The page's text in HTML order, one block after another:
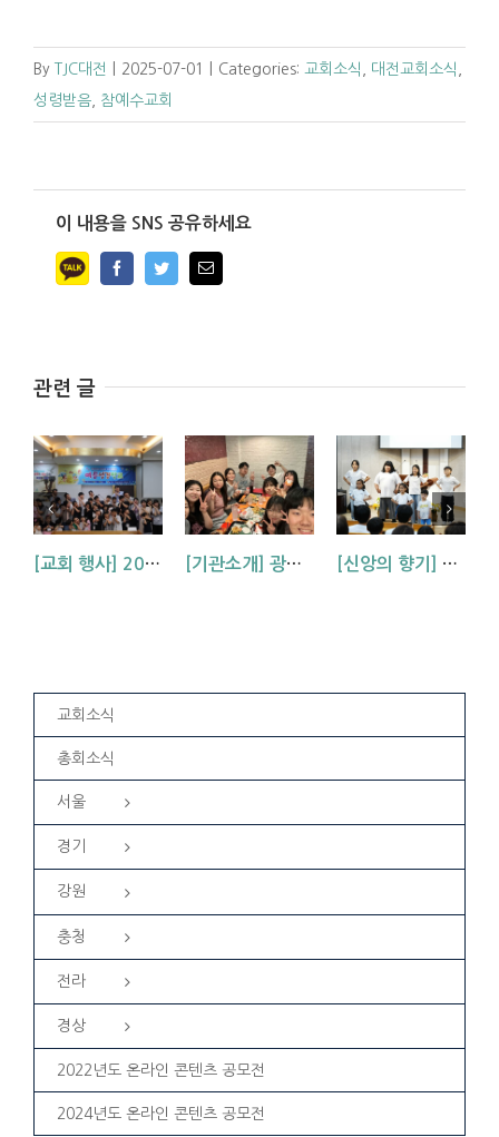
By TJC대전 2025-07-01 Categories: 교회소식 대전교회소식
성령받음
참예수교회
이 내용을 SNS 공유하세요
FacebookTwitterEmail
관련 글
[교회 행사] 2026 아동부 연합 여름성경학교 (부산, 거제, 대구) [기관소개] 광주교회 청년부를 소개합니다! [신앙의 향기] 우리 하나님은 크시다네_아동부 찬양
교회소식
총회소식
서울
경기
강원
충청
전라
경상
2022년도 온라인 콘텐츠 공모전
2024년도 온라인 콘텐츠 공모전